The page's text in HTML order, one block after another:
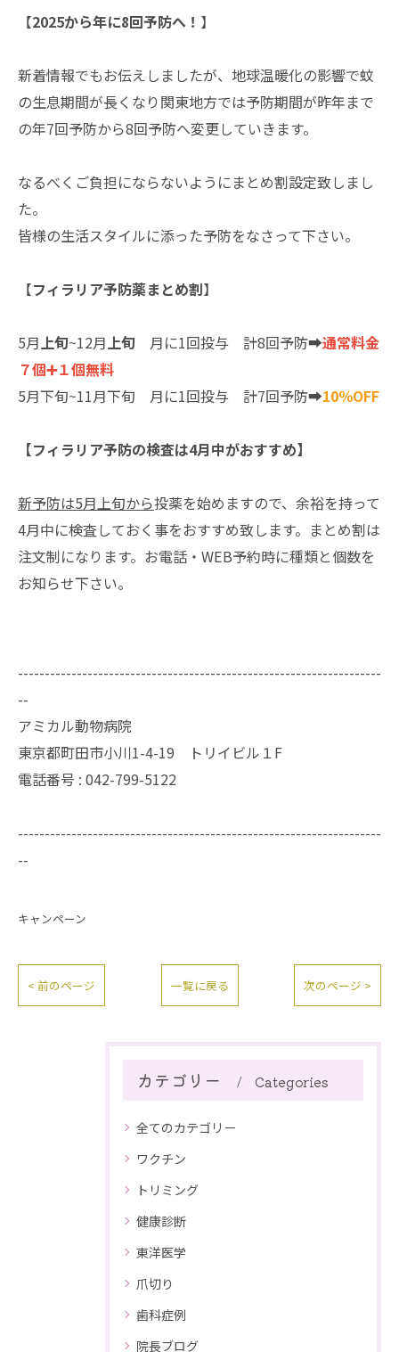
【2025から年に8回予防へ！ 】
新着情報でもお伝えしましたが、地球温暖化の影響で蚊
の生息期間が長くなり関東地方では予防期間が昨年まで
の年7回予防から8回予防へ変更していきます。
なるべくご負担にならないようにまとめ割設定致しまし
た。
皆様の生活スタイルに添った予防をなさって下さい。
【フィラリア予防薬まとめ割】
5月 上旬~12月 上旬 月に1回投与 計8回予防➡︎通常料金
７個➕１個無料
5月下旬~11月下旬 月に1回投与 計7回予防➡︎10％OFF
【フィラリア予防の検査は4月中がおすすめ】
新予防は5月上旬から投薬を始めますので、余裕を持って
4月中に検査しておく事をおすすめ致します。まとめ割は
注文制になります。お電話・WEB予約時に種類と個数を
お知らせ下さい。
--------------------------------------------------------------------
--
アミカル動物病院
東京都町田市小川1-4-19 トリイビル１F
電話番号 : 042-799-5122
--------------------------------------------------------------------
--
キャンペーン
< 前のページ 一覧に戻る 次のページ >
カテゴリー Categories
全てのカテゴリー
ワクチン
トリミング
健康診断
東洋医学
爪切り
歯科症例
院長ブログ